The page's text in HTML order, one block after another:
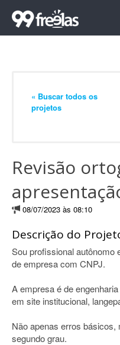
« Buscar todos os
projetos
Revisão
08/07/2023 às 08:10
Descrição do
Sou profissional
de empresa com CNPJ.
A empresa é de
em site institucional,
Não apenas erros
segundo grau.